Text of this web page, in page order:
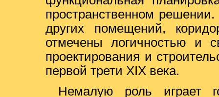
пространственном
других помещений,
отмечены логичностью и
проектирования и
первой трети XIX века.
Немалую роль играет